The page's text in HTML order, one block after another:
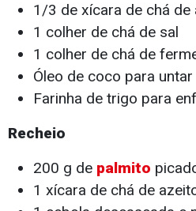
1/3 de xícara de chá de
1 colher de chá de sal
1 colher de chá de
Óleo de coco para untar
Farinha de trigo para
Recheio
200 g de palmito
1 xícara de chá de